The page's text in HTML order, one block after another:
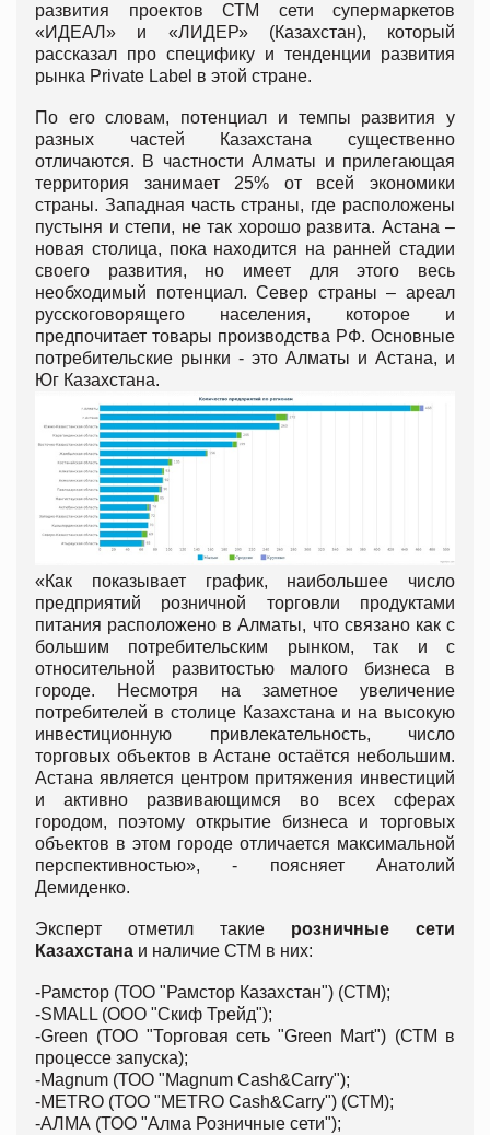
развития проектов СТМ сети супермаркетов
«ИДЕАЛ» и «ЛИДЕР» (Казахстан), который
рассказал про специфику и тенденции развития
рынка Private Label в этой стране.
По его словам, потенциал и темпы развития у
разных частей Казахстана существенно
отличаются. В частности Алматы и прилегающая
территория занимает 25% от всей экономики
страны. Западная часть страны, где расположены
пустыня и степи, не так хорошо развита. Астана –
новая столица, пока находится на ранней стадии
своего развития, но имеет для этого весь
необходимый потенциал. Север страны – ареал
русскоговорящего населения, которое и
предпочитает товары производства РФ. Основные
потребительские рынки - это Алматы и Астана, и
Юг Казахстана.
«Как показывает график, наибольшее число
предприятий розничной торговли продуктами
питания расположено в Алматы, что связано как с
большим потребительским рынком, так и с
относительной развитостью малого бизнеса в
городе. Несмотря на заметное увеличение
потребителей в столице Казахстана и на высокую
инвестиционную привлекательность, число
торговых объектов в Астане остаётся небольшим.
Астана является центром притяжения инвестиций
и активно развивающимся во всех сферах
городом, поэтому открытие бизнеса и торговых
объектов в этом городе отличается максимальной
перспективностью», - поясняет Анатолий
Демиденко.
Эксперт отметил такие розничные сети
Казахстана и наличие СТМ в них:
-Рамстор (ТОО "Рамстор Казахстан") (СТМ);
-SMALL (ООО "Скиф Трейд");
-Green (ТОО "Торговая сеть "Green Mart") (СТМ в
процессе запуска);
-Magnum (ТОО "Magnum Cash&Carry");
-METRO (ТОО "METRO Cash&Carry") (СТМ);
-АЛМА (ТОО "Алма Розничные сети");